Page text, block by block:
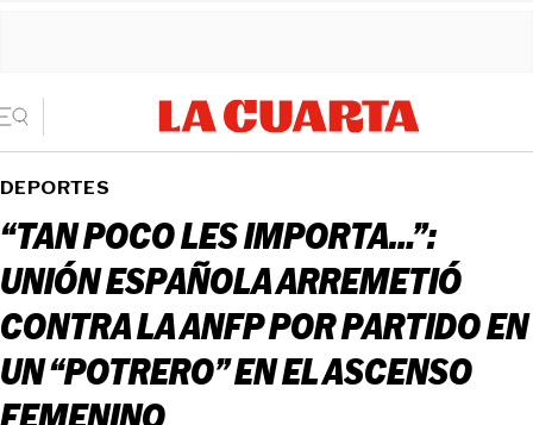
DEPORTES
“TAN POCO LES IMPORTA…”:
UNIÓN ESPAÑOLA ARREMETIÓ
CONTRA LA ANFP POR PARTIDO EN
UN “POTRERO” EN EL ASCENSO